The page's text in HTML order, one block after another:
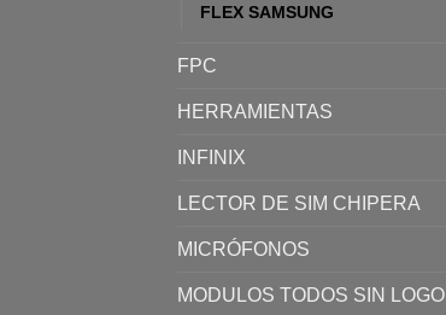
FLEX SAMSUNG
FPC
HERRAMIENTAS
INFINIX
LECTOR DE SIM CHIPERA
MICRÓFONOS
MODULOS TODOS SIN LOGO